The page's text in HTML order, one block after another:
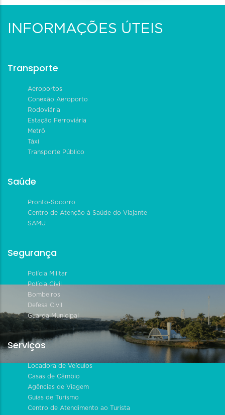
INFORMAÇÕES ÚTEIS
Transporte
Aeroportos
Conexão Aeroporto
Rodoviária
Estação Ferroviária
Metrô
Táxi
Transporte Público
Saúde
Pronto-Socorro
Centro de Atenção à Saúde do Viajante
SAMU
Segurança
Polícia Militar
Polícia Civil
Bombeiros
Defesa Civil
Guarda Municipal
Serviços
Locadora de Veículos
Casas de Câmbio
Agências de Viagem
Guias de Turismo
Centro de Atendimento ao Turista